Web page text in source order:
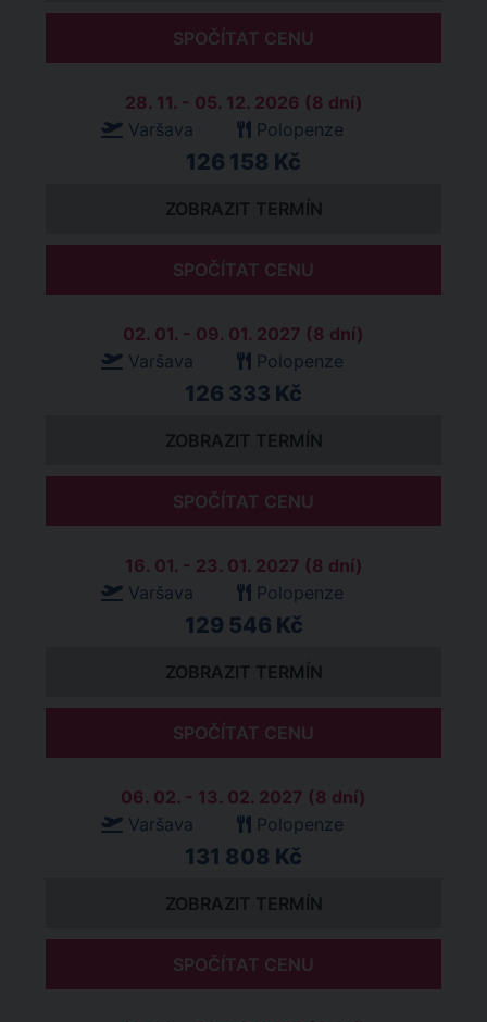
SPOČÍTAT CENU
28. 11. - 05. 12. 2026 (8 dní)
Varšava
Polopenze
126 158 Kč
ZOBRAZIT TERMÍN
SPOČÍTAT CENU
02. 01. - 09. 01. 2027 (8 dní)
Varšava
Polopenze
126 333 Kč
ZOBRAZIT TERMÍN
SPOČÍTAT CENU
16. 01. - 23. 01. 2027 (8 dní)
Varšava
Polopenze
129 546 Kč
ZOBRAZIT TERMÍN
SPOČÍTAT CENU
06. 02. - 13. 02. 2027 (8 dní)
Varšava
Polopenze
131 808 Kč
ZOBRAZIT TERMÍN
SPOČÍTAT CENU